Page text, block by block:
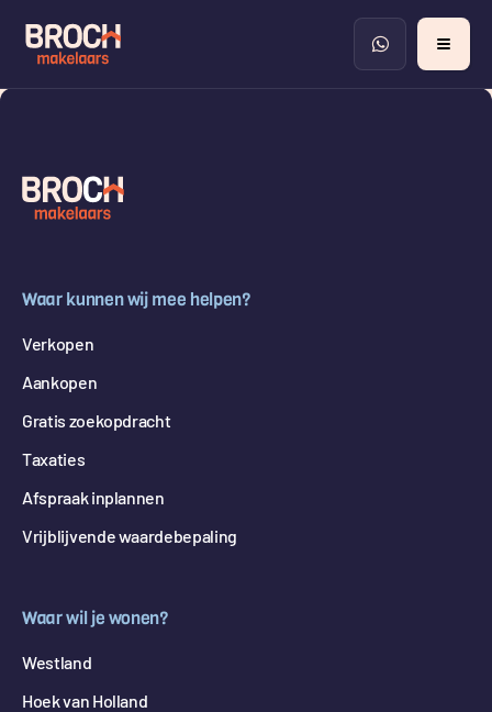
Waar kunnen wij mee helpen?
Verkopen
Aankopen
Gratis zoekopdracht
Taxaties
Afspraak inplannen
Vrijblijvende waardebepaling
Waar wil je wonen?
Westland
Hoek van Holland